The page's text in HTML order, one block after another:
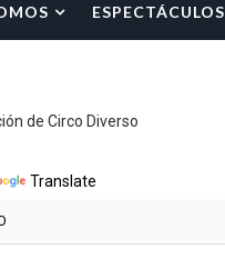
ESPECTÁCULOS
de Circo Diverso
Translate